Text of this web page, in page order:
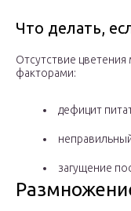
Что делать,
Отсутствие
факторами:
дефицит
загущение